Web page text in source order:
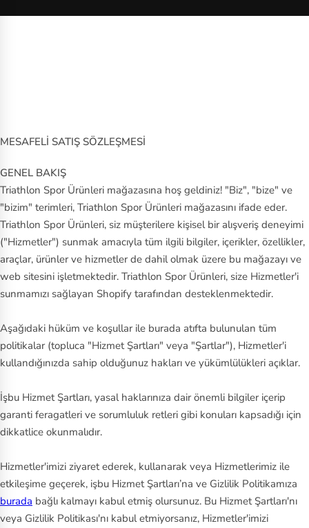
an
Ti
m
b
la
d
U
d
er
A
m
o
ur
MESAFELİ SATIŞ SÖZLEŞMESİ
GENEL BAKIŞ
Triathlon Spor Ürünleri mağazasına hoş geldiniz! "Biz", "bize" ve
"bizim" terimleri, Triathlon Spor Ürünleri mağazasını ifade eder.
Triathlon Spor Ürünleri, siz müşterilere kişisel bir alışveriş deneyimi
("Hizmetler") sunmak amacıyla tüm ilgili bilgiler, içerikler, özellikler,
araçlar, ürünler ve hizmetler de dahil olmak üzere bu mağazayı ve
web sitesini işletmektedir. Triathlon Spor Ürünleri, size Hizmetler'i
sunmamızı sağlayan Shopify tarafından desteklenmektedir.
Aşağıdaki hüküm ve koşullar ile burada atıfta bulunulan tüm
politikalar (topluca "Hizmet Şartları" veya "Şartlar"), Hizmetler'i
kullandığınızda sahip olduğunuz hakları ve yükümlülükleri açıklar.
İşbu Hizmet Şartları, yasal haklarınıza dair önemli bilgiler içerip
garanti feragatleri ve sorumluluk retleri gibi konuları kapsadığı için
dikkatlice okunmalıdır.
Hizmetler'imizi ziyaret ederek, kullanarak veya Hizmetlerimiz ile
etkileşime geçerek, işbu Hizmet Şartları’na ve Gizlilik Politikamıza
burada bağlı kalmayı kabul etmiş olursunuz. Bu Hizmet Şartları'nı
veya Gizlilik Politikası'nı kabul etmiyorsanız, Hizmetler'imizi